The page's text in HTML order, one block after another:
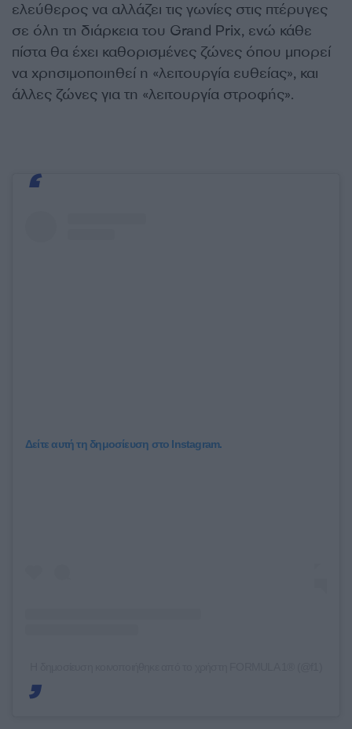
ελεύθερος να αλλάζει τις γωνίες στις πτέρυγες
σε όλη τη διάρκεια του Grand Prix, ενώ κάθε
πίστα θα έχει καθορισμένες ζώνες όπου μπορεί
να χρησιμοποιηθεί η «λειτουργία ευθείας», και
άλλες ζώνες για τη «λειτουργία στροφής».
Δείτε αυτή τη δημοσίευση στο Instagram.